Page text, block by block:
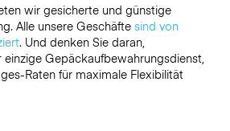
wir gesicherte und günstige
Alle unsere Geschäfte sind von
. Und denken Sie daran,
Gepäckaufbewahrungsdienst,
Raten für maximale Flexibilität